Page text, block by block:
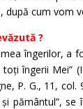
după cum vom
?
îngerilor, a
îngerii Mei”
P. G., 11, col.
pământul”, se